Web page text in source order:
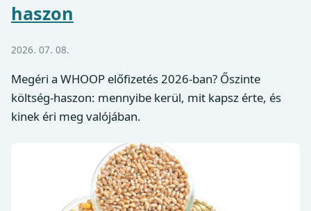
haszon
2026. 07. 08.
Megéri a WHOOP előfizetés 2026-ban? Őszinte
költség-haszon: mennyibe kerül, mit kapsz érte, és
kinek éri meg valójában.